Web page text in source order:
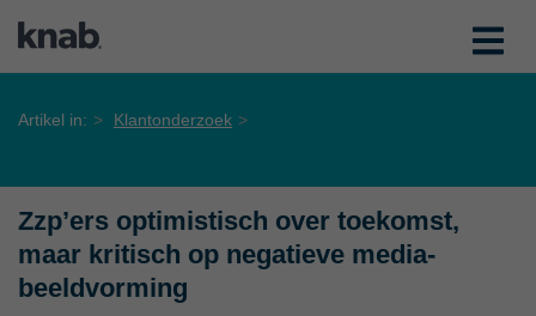
Artikel in: Klantonderzoek
Zzp’ers optimistisch over toekomst,
maar kritisch op negatieve media-
beeldvorming